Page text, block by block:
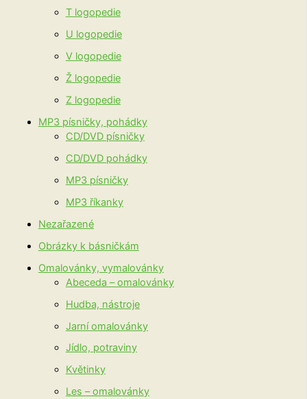
T logopedie
U logopedie
V logopedie
Ž logopedie
Z logopedie
MP3 písničky, pohádky
CD/DVD písničky
CD/DVD pohádky
MP3 písničky
MP3 říkanky
Nezařazené
Obrázky k básničkám
Omalovánky, vymalovánky
Abeceda – omalovánky
Hudba, nástroje
Jarní omalovánky
Jídlo, potraviny
Květinky
Les – omalovánky